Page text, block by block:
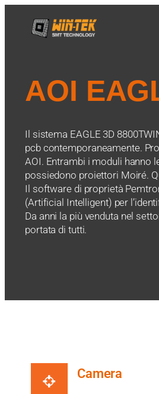
AOI
Il sistema EAGLE 3D
pcb contemporaneamente.
AOI. Entrambi i moduli hanno
possiedono proiettori Moiré.
Il software di proprietà
(Artificial Intelligent) per
Da anni la più venduta nel
portata di tutti.
Camera